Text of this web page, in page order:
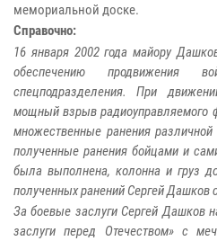
мемориальной доске.
Справочно:
16 января 2002 года майору
обеспечению продвижения
спецподразделения. При
мощный взрыв радиоуправляемого
множественные ранения
полученные ранения бойцами и
была выполнена, колонна и груз
полученных ранений Сергей Дашков
За боевые заслуги Сергей Дашков
заслуги перед Отечеством» с